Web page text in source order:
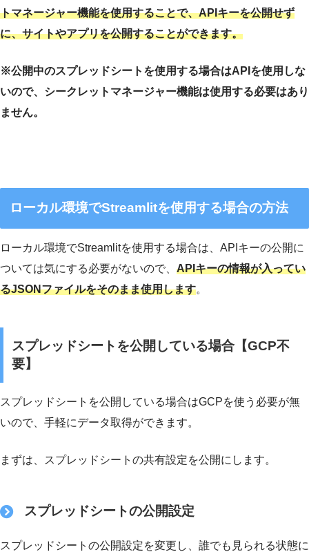
トマネージャー機能を使用することで、APIキーを公開せず
に、サイトやアプリを公開することができます。
※公開中のスプレッドシートを使用する場合はAPIを使用しな
いので、シークレットマネージャー機能は使用する必要はあり
ません。
ローカル環境でStreamlitを使用する場合の方法
ローカル環境でStreamlitを使用する場合は、APIキーの公開に
ついては気にする必要がないので、 APIキーの情報が入ってい
るJSONファイルをそのまま使用します。
スプレッドシートを公開している場合【GCP不
要】
スプレッドシートを公開している場合はGCPを使う必要が無
いので、手軽にデータ取得ができます。
まずは、スプレッドシートの共有設定を公開にします。
スプレッドシートの公開設定
スプレッドシートの公開設定を変更し、誰でも見られる状態に